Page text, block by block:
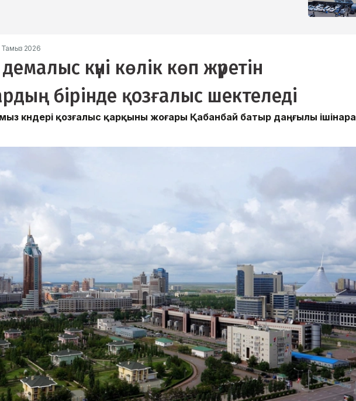
Тамыз 2026
күні көлік көп жүретін
бірінде қозғалыс шектеледі
күндері қозғалыс қарқыны жоғары Қабанбай батыр даңғылы ішінара